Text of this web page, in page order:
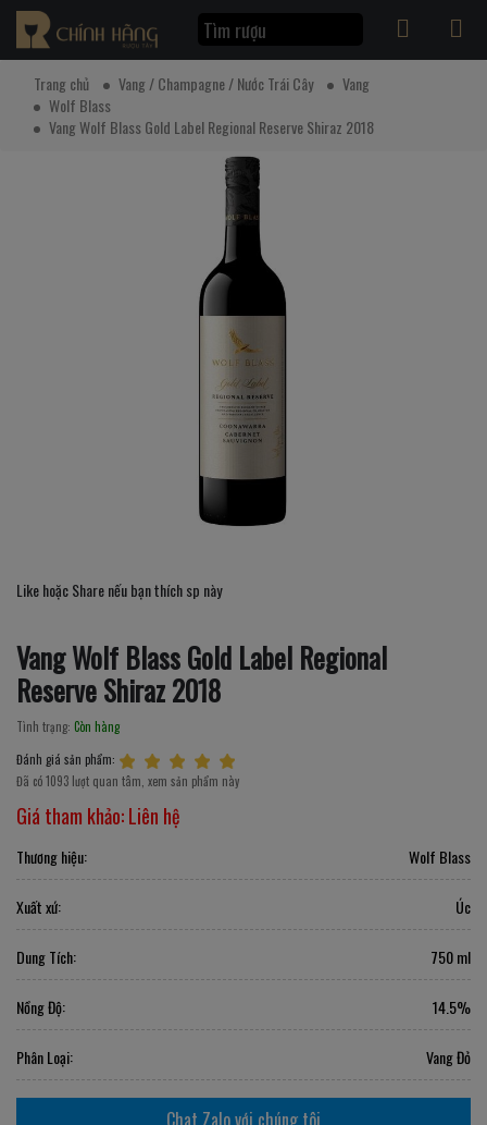
Trang chủ Vang / Champagne / Nước Trái Cây
Vang
Wolf Blass
Vang Wolf Blass Gold Label Regional Reserve Shiraz 2018
Like hoặc Share nếu bạn thích sp này
Vang Wolf Blass Gold Label Regional
Reserve Shiraz 2018
Tình trạng: Còn hàng
Đánh giá sản phẩm:
Đã có 1093 lượt quan tâm, xem sản phẩm này
Giá tham khảo:Liên hệ
Thương hiệu: Wolf Blass
Xuất xứ: Úc
Dung Tích: 750 ml
Nồng Độ: 14.5%
Phân Loại: Vang Đỏ
Chat Zalo với chúng tôi